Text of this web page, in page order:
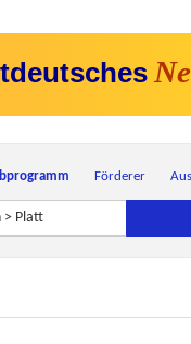
Förderer
> Platt